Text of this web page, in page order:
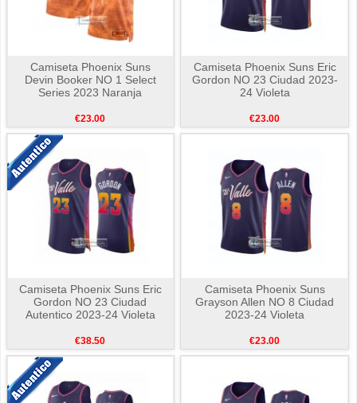
Camiseta Phoenix Suns
Devin Booker NO 1 Select
Series 2023 Naranja
€23.00
Camiseta Phoenix Suns Eric
Gordon NO 23 Ciudad 2023-
24 Violeta
€23.00
Camiseta Phoenix Suns Eric
Gordon NO 23 Ciudad
Autentico 2023-24 Violeta
€38.50
Camiseta Phoenix Suns
Grayson Allen NO 8 Ciudad
2023-24 Violeta
€23.00